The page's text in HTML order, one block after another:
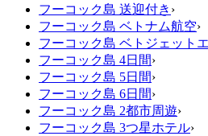
フーコック島 送迎付き ›
フーコック島 ベトナム航空›
フーコック島 ベトジェット
フーコック島 4日間›
フーコック島 5日間›
フーコック島 6日間›
フーコック島 2都市周遊›
フーコック島 3つ星ホテル›